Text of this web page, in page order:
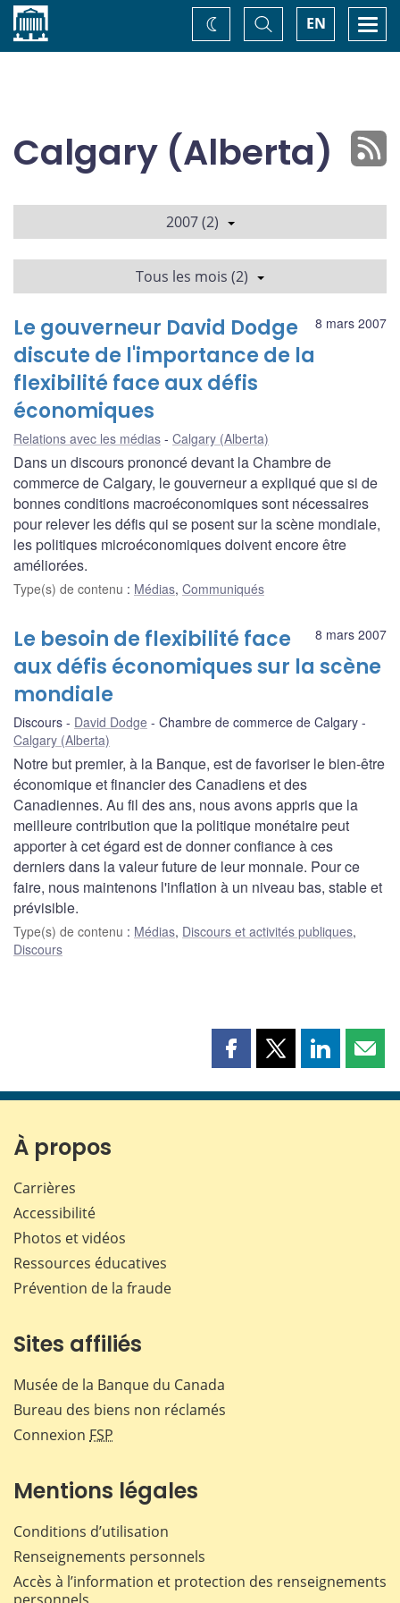
Accueil EN
Basculer
la
recherche
Changez
de
Calgary (Alberta)
2007 (2)
Tous les mois (2)
8 mars 2007
Le gouverneur David Dodge
discute de l'importance de la
flexibilité face aux défis
économiques
Relations avec les médias Calgary (Alberta)
Dans un discours prononcé devant la Chambre de
commerce de Calgary, le gouverneur a expliqué que si de
bonnes conditions macroéconomiques sont nécessaires
pour relever les défis qui se posent sur la scène mondiale,
les politiques microéconomiques doivent encore être
améliorées.
Type(s) de contenu : Médias, Communiqués
8 mars 2007
Le besoin de flexibilité face
aux défis économiques sur la scène
mondiale
Discours David Dodge
Chambre de commerce de Calgary
Calgary (Alberta)
Notre but premier, à la Banque, est de favoriser le bien-être
économique et financier des Canadiens et des
Canadiennes. Au fil des ans, nous avons appris que la
meilleure contribution que la politique monétaire peut
apporter à cet égard est de donner confiance à ces
derniers dans la valeur future de leur monnaie. Pour ce
faire, nous maintenons l'inflation à un niveau bas, stable et
prévisible.
Type(s) de contenu : Médias, Discours et activités publiques,
Discours
Partager
page
Partager
page
Partager
page page
À propos
Carrières
Accessibilité
Photos et vidéos
Ressources éducatives
Prévention de la fraude
Sites affiliés
Musée de la Banque du Canada
Bureau des biens non réclamés
Connexion FSP
Mentions légales
Conditions d’utilisation
Renseignements personnels
Accès à l’information et protection des renseignements